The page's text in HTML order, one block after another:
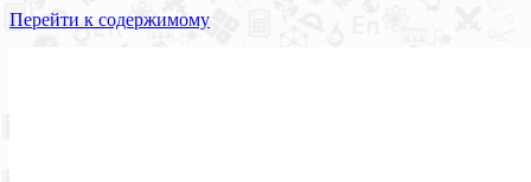
Перейти к содержимому